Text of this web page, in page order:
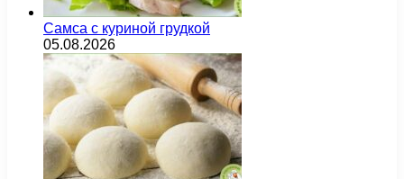
Самса с куриной грудкой
05.08.2026